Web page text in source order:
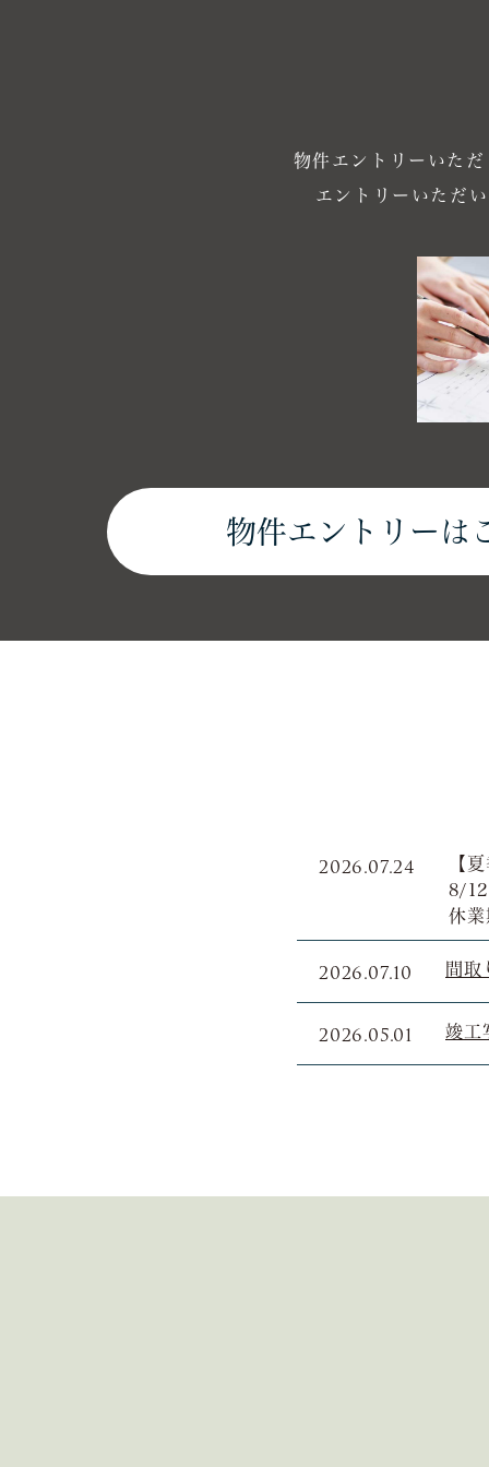
物件エントリーいた
エントリーいただ
物件エントリーは
2026.07.24
【
8/
休業
2026.07.10 間取
2026.05.01 竣工